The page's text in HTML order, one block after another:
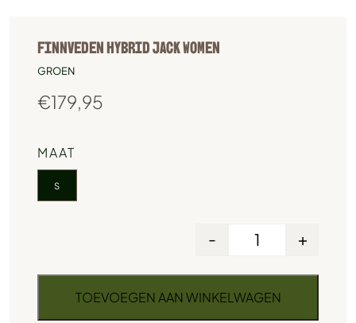
FINNVEDEN HYBRID JACK WOMEN
GROEN
€179,95
MAAT
S
- +
TOEVOEGEN AAN WINKELWAGEN